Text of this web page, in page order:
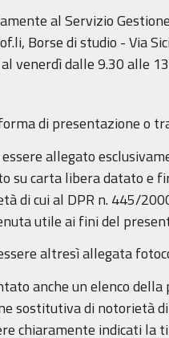
al Servizio
Borse di studio - Via
venerdì dalle 9.30 alle
di presentazione o
allegato
su carta libera datato e
di cui al DPR n. 445/
utile ai fini del
altresì allegata
anche un elenco
sostitutiva di notorietà
chiaramente indicati la